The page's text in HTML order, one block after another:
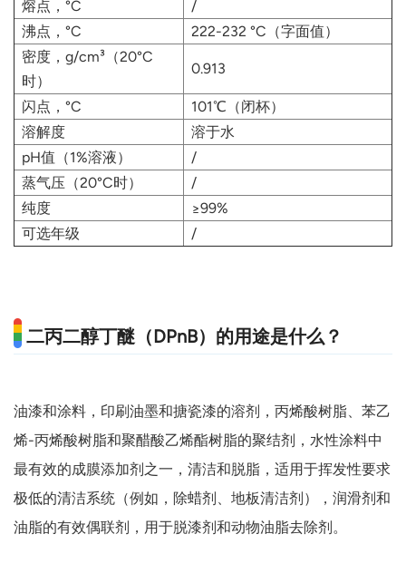
熔点，°C
/
沸点，°C
222-232 °C（字面值）
密度，g/cm³（20°C
时）
0.913
闪点，°C
101℃（闭杯）
溶解度
溶于水
pH值（1%溶液）
/
蒸气压（20°C时）
/
纯度
≥99%
可选年级
/
二丙二醇丁醚（DPnB）的用途是什么？
油漆和涂料，印刷油墨和搪瓷漆的溶剂，丙烯酸树脂、苯乙
烯-丙烯酸树脂和聚醋酸乙烯酯树脂的聚结剂，水性涂料中
最有效的成膜添加剂之一，清洁和脱脂，适用于挥发性要求
极低的清洁系统（例如，除蜡剂、地板清洁剂），润滑剂和
油脂的有效偶联剂，用于脱漆剂和动物油脂去除剂。